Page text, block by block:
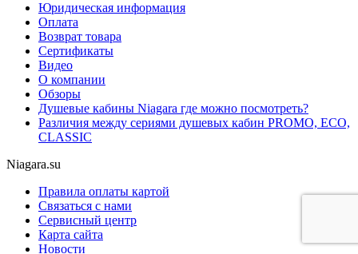
Юридическая информация
Оплата
Возврат товара
Сертификаты
Видео
О компании
Обзоры
Душевые кабины Niagara где можно посмотреть?
Различия между сериями душевых кабин PROMO, ECO,
CLASSIC
Niagara.su
Правила оплаты картой
Связаться с нами
Сервисный центр
Карта сайта
Новости